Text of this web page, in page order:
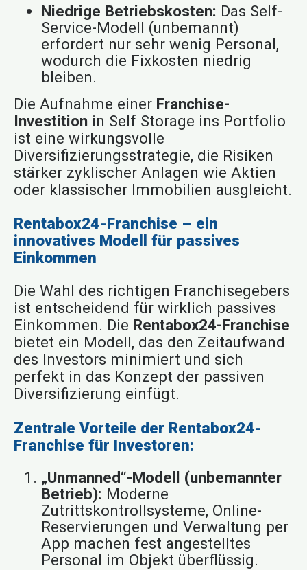
Niedrige Betriebskosten: Das Self-
Service-Modell (unbemannt)
erfordert nur sehr wenig Personal,
wodurch die Fixkosten niedrig
bleiben.
Die Aufnahme einer Franchise-
Investitionin Self Storage ins Portfolio
ist eine wirkungsvolle
Diversifizierungsstrategie, die Risiken
stärker zyklischer Anlagen wie Aktien
oder klassischer Immobilien ausgleicht.
Rentabox24-Franchise – ein
innovatives Modell für passives
Einkommen
Die Wahl des richtigen Franchisegebers
ist entscheidend für wirklich passives
Einkommen. Die Rentabox24-Franchise
bietet ein Modell, das den Zeitaufwand
des Investors minimiert und sich
perfekt in das Konzept der passiven
Diversifizierung einfügt.
Zentrale Vorteile der Rentabox24-
Franchise für Investoren:
„Unmanned“-Modell (unbemannter
Betrieb): Moderne
Zutrittskontrollsysteme, Online-
Reservierungen und Verwaltung per
App machen fest angestelltes
Personal im Objekt überflüssig.